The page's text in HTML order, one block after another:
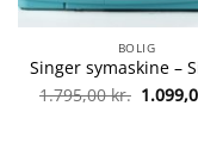
BOLIG
1.795,00kr. Den